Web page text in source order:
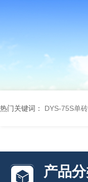
热门关键词： DYS-75S单
产品